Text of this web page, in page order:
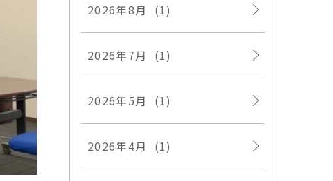
2026年8月 (1)
2026年7月 (1)
2026年5月 (1)
2026年4月 (1)